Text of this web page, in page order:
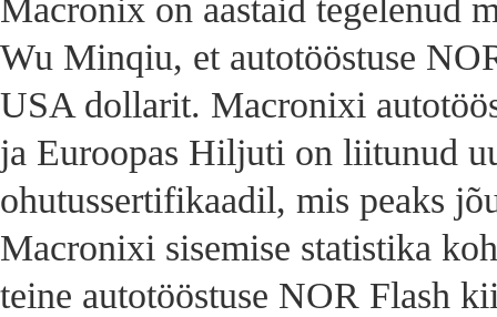
Macronix on aastaid tegelenud
Wu Minqiu, et autotööstuse
USA dollarit. Macronixi
ja Euroopas Hiljuti on liitunud
ohutussertifikaadil, mis peaks
Macronixi sisemise statistika
teine ​​autotööstuse NOR Flash